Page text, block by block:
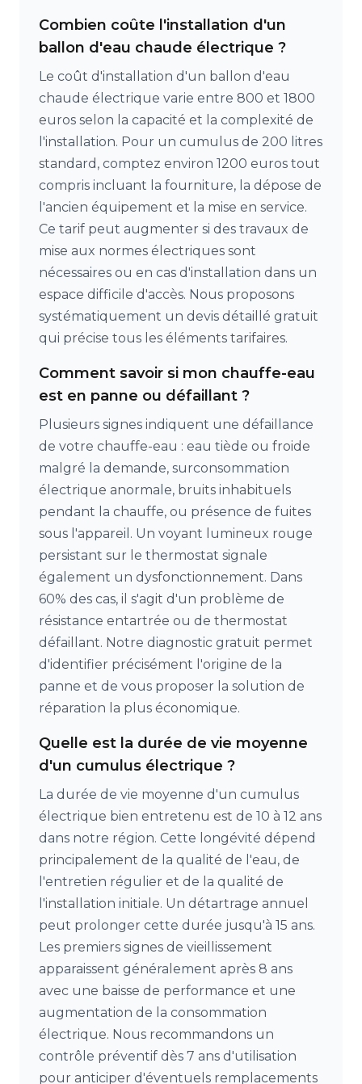
Combien coûte l'installation d'un
ballon d'eau chaude électrique ?
Le coût d'installation d'un ballon d'eau
chaude électrique varie entre 800 et 1800
euros selon la capacité et la complexité de
l'installation. Pour un cumulus de 200 litres
standard, comptez environ 1200 euros tout
compris incluant la fourniture, la dépose de
l'ancien équipement et la mise en service.
Ce tarif peut augmenter si des travaux de
mise aux normes électriques sont
nécessaires ou en cas d'installation dans un
espace difficile d'accès. Nous proposons
systématiquement un devis détaillé gratuit
qui précise tous les éléments tarifaires.
Comment savoir si mon chauffe-eau
est en panne ou défaillant ?
Plusieurs signes indiquent une défaillance
de votre chauffe-eau : eau tiède ou froide
malgré la demande, surconsommation
électrique anormale, bruits inhabituels
pendant la chauffe, ou présence de fuites
sous l'appareil. Un voyant lumineux rouge
persistant sur le thermostat signale
également un dysfonctionnement. Dans
60% des cas, il s'agit d'un problème de
résistance entartrée ou de thermostat
défaillant. Notre diagnostic gratuit permet
d'identifier précisément l'origine de la
panne et de vous proposer la solution de
réparation la plus économique.
Quelle est la durée de vie moyenne
d'un cumulus électrique ?
La durée de vie moyenne d'un cumulus
électrique bien entretenu est de 10 à 12 ans
dans notre région. Cette longévité dépend
principalement de la qualité de l'eau, de
l'entretien régulier et de la qualité de
l'installation initiale. Un détartrage annuel
peut prolonger cette durée jusqu'à 15 ans.
Les premiers signes de vieillissement
apparaissent généralement après 8 ans
avec une baisse de performance et une
augmentation de la consommation
électrique. Nous recommandons un
contrôle préventif dès 7 ans d'utilisation
pour anticiper d'éventuels remplacements